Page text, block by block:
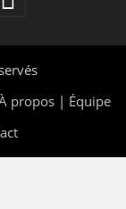
propos | Équipe